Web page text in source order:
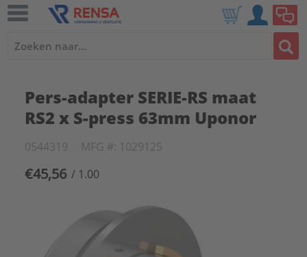
Pers-adapter SERIE-RS maat
RS2 x S-press 63mm Uponor
0544319 MFG #: 1029125
€45,56 / 1.00